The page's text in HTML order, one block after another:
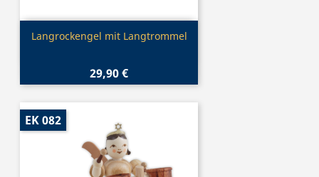
Vorschau
Langrockengel mit Langtrommel
29,90 €
EK 082